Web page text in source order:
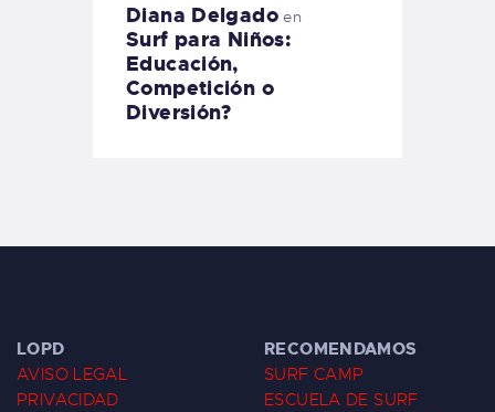
Diana Delgadoen
Surf para Niños:
Educación,
Competición o
Diversión?
LOPD
AVISO LEGAL
PRIVACIDAD
RECOMENDAMOS
SURF CAMP
ESCUELA DE SURF